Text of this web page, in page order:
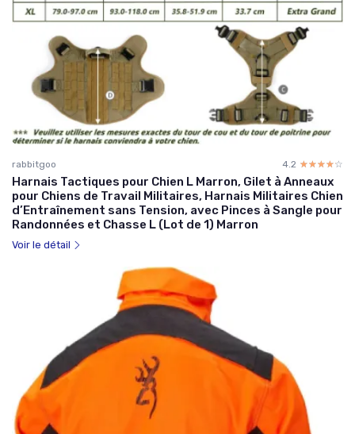
rabbitgoo 4.2 ☆☆☆☆☆
★★★★★
Harnais Tactiques pour Chien L Marron, Gilet à Anneaux
pour Chiens de Travail Militaires, Harnais Militaires Chien
d’Entraînement sans Tension, avec Pinces à Sangle pour
Randonnées et Chasse L (Lot de 1) Marron
Voir le détail